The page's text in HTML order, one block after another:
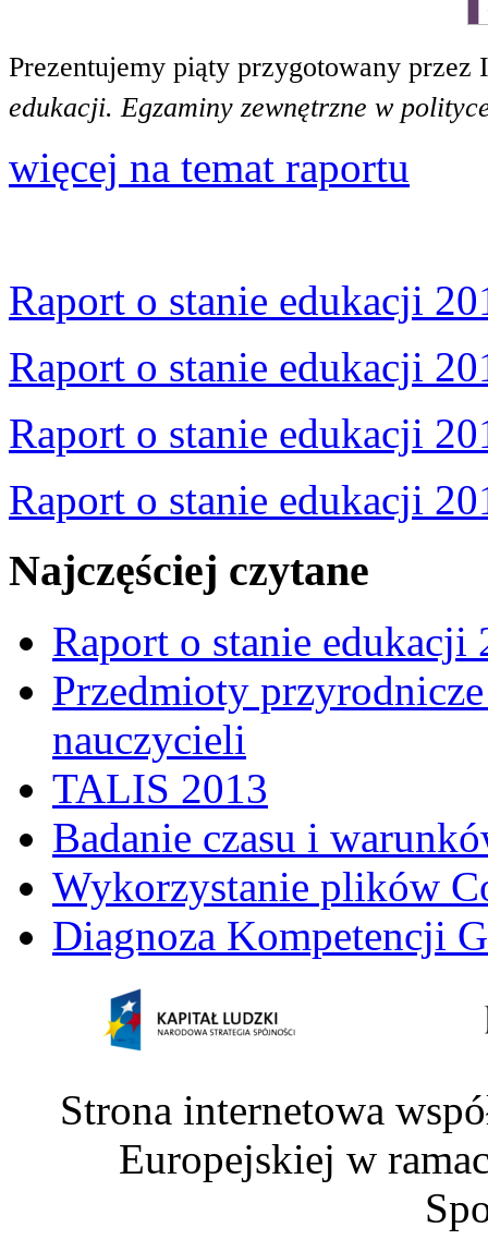
Prezentujemy piąty przygotowany
edukacji. Egzaminy zewnętrzne w
więcej na temat raportu
Raport o stanie edukacji
Raport o stanie edukacji
Raport o stanie edukacji
Raport o stanie edukacji
Najczęściej czytane
Raport o stanie edukacji
Przedmioty
nauczycieli
TALIS 2013
Badanie czasu i
Wykorzystanie plików
Diagnoza Kompetencji
Strona internetowa
Europejskiej w